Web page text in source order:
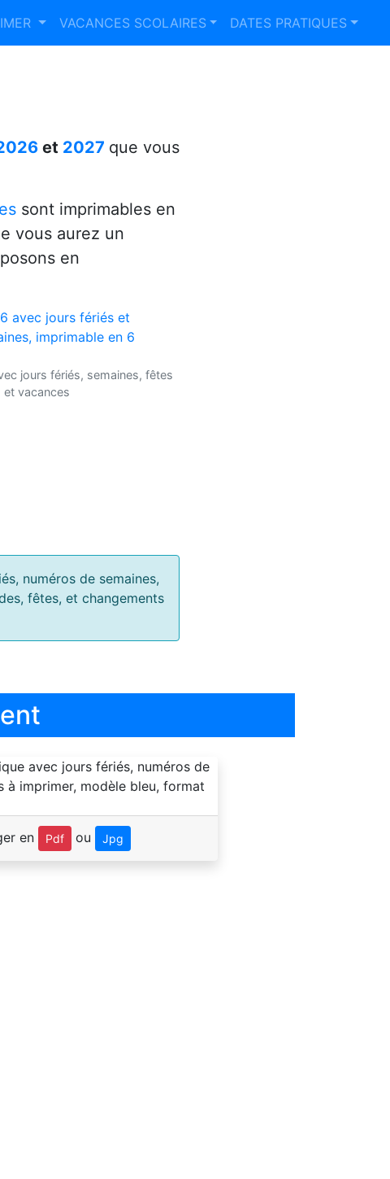
VACANCES SCOLAIRES DATES PRATIQUES
et 2027 que vous
sont imprimables en
vous aurez un
en
jours fériés, semaines, fêtes
et vacances
numéros de semaines,
fêtes, et changements
en Pdf ou Jpg